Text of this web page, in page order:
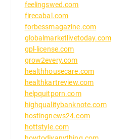
feelingswed.com
firecabal.com
forbessmagazine.com
globalmarketlivetoday.com
gpl-license.com
grow2every.com
healthhousecare.com
healthkartreview.com
helpquitporn.com
highqualitybanknote.com
hostingnews24.com
hottstyle.com